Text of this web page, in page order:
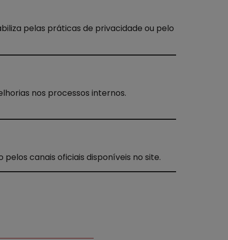
pelas práticas de privacidade ou pelo
nos processos internos.
canais oficiais disponíveis no site.